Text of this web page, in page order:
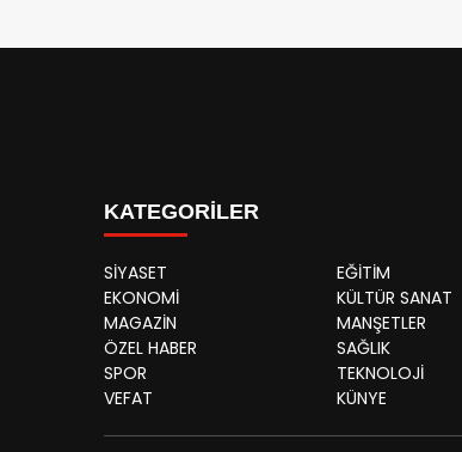
KATEGORİLER
SİYASET
EĞİTİM
EKONOMİ
KÜLTÜR SANAT
MAGAZİN
MANŞETLER
ÖZEL HABER
SAĞLIK
SPOR
TEKNOLOJİ
VEFAT
KÜNYE